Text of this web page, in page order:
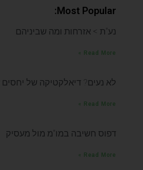
Most Popular:
נע"ת > אזרחות ומה שביניהם
Read More »
לא נעים? דיאלקטיקה של
Read More »
דפוס חשיבה במו"מ מול מעסיק
Read More »